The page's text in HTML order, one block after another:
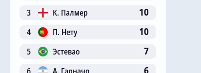
3 К. Палмер 10
4 П. Нету 10
5 Эстевао 7